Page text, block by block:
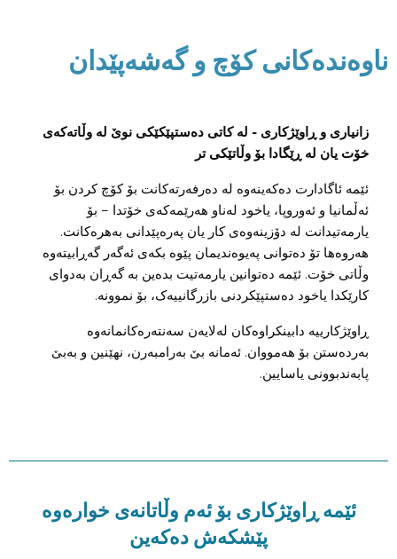
ناوەندەکانی کۆچ و گەشەپێدان
زانیاری و ڕاوێژکاری - لە کاتی دەستپێکێکی نوێ لە وڵاتەکەی
خۆت یان لە ڕێگادا بۆ وڵاتێکی تر
ئێمە ئاگادارت دەکەینەوە لە دەرفەرتەکانت بۆ کۆچ کردن بۆ
ئەڵمانیا و ئەوروپا، یاخود لەناو هەرێمەکەی خۆتدا – بۆ
یارمەتیدانت لە دۆزینەوەی کار یان پەرەپێدانی بەهرەکانت.
هەروەها تۆ دەتوانی پەیوەندیمان پێوە بکەی ئەگەر گەڕابیتەوە
وڵاتی خۆت. ئێمە دەتوانین یارمەتیت بدەین بە گەڕان بەدوای
کارێکدا یاخود دەستپێکردنی بازرگانییەک، بۆ نموونە.
ڕاوێژکارییە دابینکراوەکان لەلایەن سەنتەرەکانمانەوە
بەردەستن بۆ هەمووان. ئەمانە بێ بەرامبەرن، نهێنین و بەبێ
پابەندبوونی یاسایین.
ئێمە ڕاوێژکاری بۆ ئەم وڵاتانەی خوارەوە
پێشکەش دەکەین